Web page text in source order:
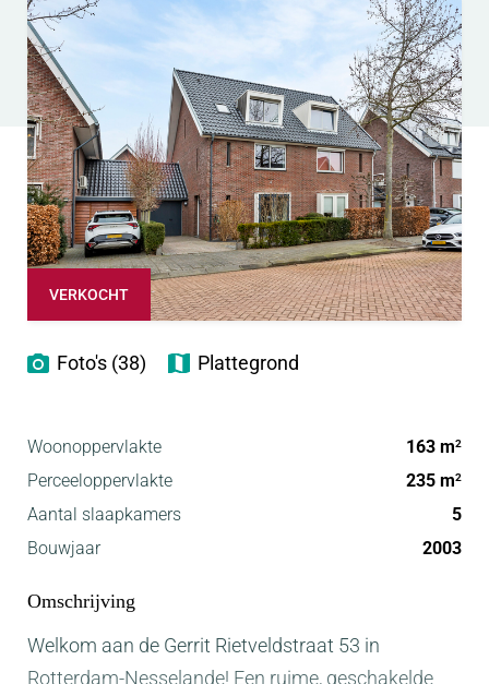
VERKOCHT
Foto's (38) Plattegrond
Woonoppervlakte 163 m2
Perceeloppervlakte 235 m2
Aantal slaapkamers
5
Bouwjaar
2003
Omschrijving
Welkom aan de Gerrit Rietveldstraat 53 in
Rotterdam-Nesselande! Een ruime, geschakelde